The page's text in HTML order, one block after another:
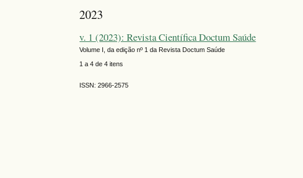
2023
v. 1 (2023): Revista Científica Doctum Saúde
Volume I, da edição nº 1 da Revista Doctum Saúde
1 a 4 de 4 itens
ISSN: 2966-2575